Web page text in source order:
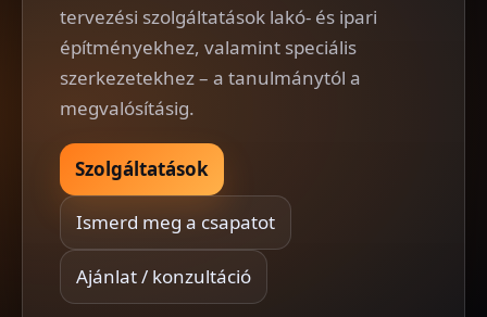
tervezési szolgáltatások lakó- és ipari
építményekhez, valamint speciális
szerkezetekhez – a tanulmánytól a
megvalósításig.
Szolgáltatások
Ismerd meg a csapatot
Ajánlat / konzultáció